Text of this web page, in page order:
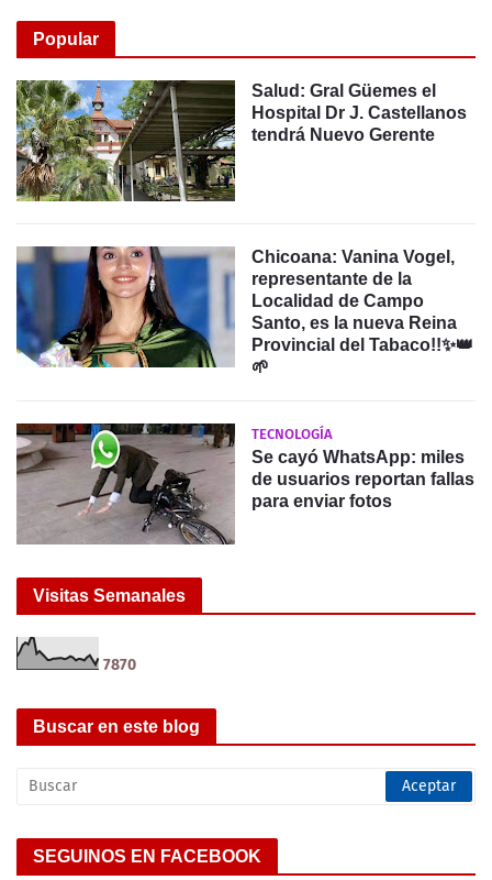
Popular
Salud: Gral Güemes el
Hospital Dr J. Castellanos
tendrá Nuevo Gerente
Chicoana: Vanina Vogel,
representante de la
Localidad de Campo
Santo, es la nueva Reina
Provincial del Tabaco!!✨️👑
🌱
TECNOLOGÍA
Se cayó WhatsApp: miles
de usuarios reportan fallas
para enviar fotos
Visitas Semanales
7870
Buscar en este blog
SEGUINOS EN FACEBOOK